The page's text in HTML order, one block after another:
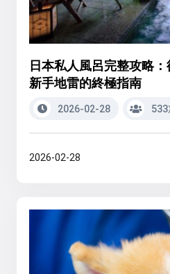
日本私人風呂完整攻略
新手地雷的終極指南
2026-02-28 533
2026-02-28